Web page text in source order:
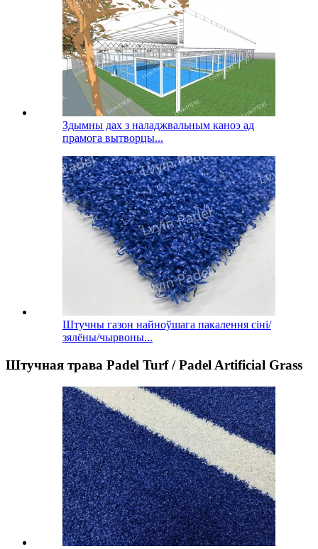
Здымны дах з наладжвальным каноэ ад
прамога вытворцы...
Штучны газон найноўшага пакалення сіні/
зялёны/чырвоны...
Штучная трава Padel Turf / Padel Artificial Grass